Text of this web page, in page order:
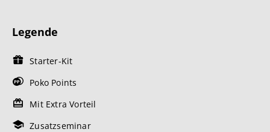
Legende
Starter-Kit
Poko Points
Mit Extra Vorteil
Zusatzseminar